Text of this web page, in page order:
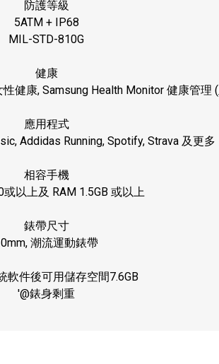
防護等級
5ATM + IP68
MIL-STD-810G
健康
性健康, Samsung Health Monitor健康管理 (
應用程式
Addidas Running, Spotify, Strava 及更多
相容手機
或以上及 RAM 1.5GB 或以上
錶帶尺寸
潮流運動錶帶
軟件後可用儲存空間7.6GB
'@錶身剩重